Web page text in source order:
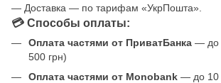
— Доставка — по тарифам «УкрПошта».
💳 Способы оплаты:
Оплата частями от ПриватБанка — до
500 грн)
Оплата частями от Monobank — до 10